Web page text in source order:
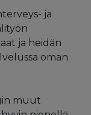
ja
ja heidän
oman
muut